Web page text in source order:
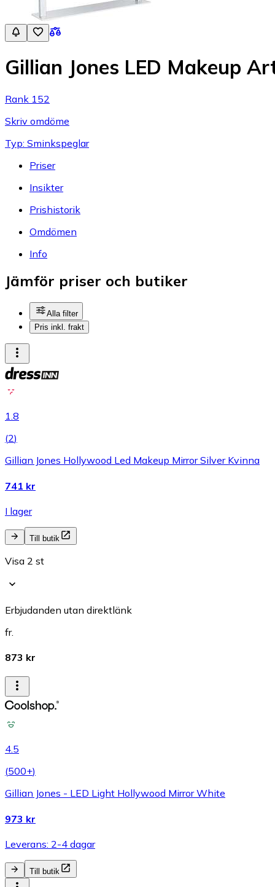
Gillian Jones LED Makeup
Rank 152
Skriv omdöme
Typ: Sminkspeglar
Priser
Insikter
Prishistorik
Omdömen
Info
Jämför priser och butiker
Alla filter
Pris inkl. frakt
1.8
(2)
Gillian Jones Hollywood Led Makeup Mirror Silver Kvinna
741 kr
I lager
Till butik
Visa 2 st
Erbjudanden utan direktlänk
fr.
873 kr
4.5
(500+)
Gillian Jones - LED Light Hollywood Mirror White
973 kr
Leverans: 2-4 dagar
Till butik